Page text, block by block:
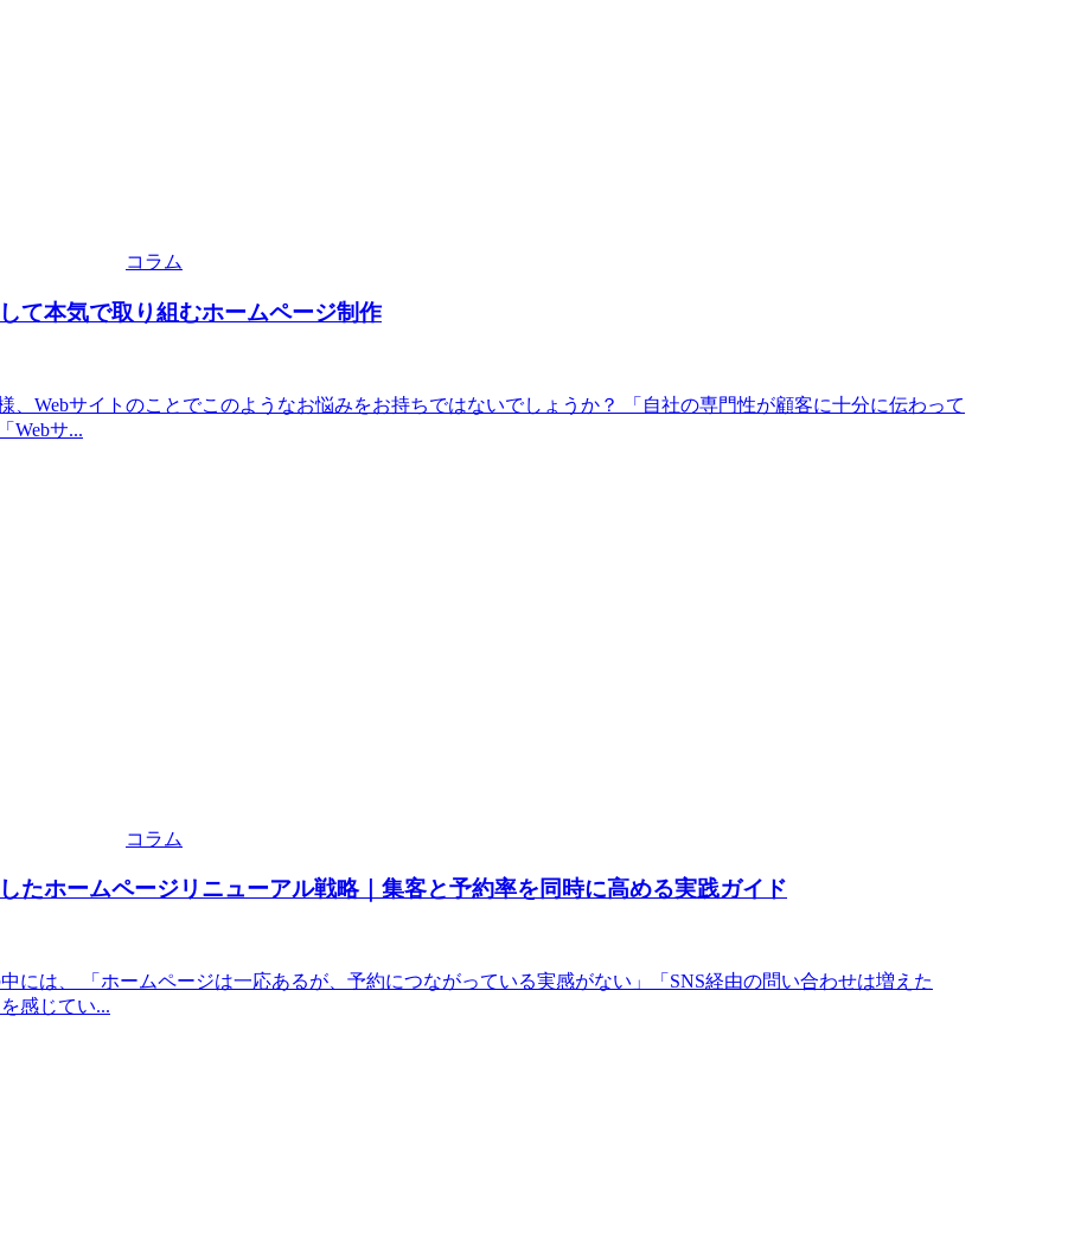
コラム
て本気で取り組むホームページ制作
Webサイトのことでこのようなお悩みをお持ちではないでしょうか？ 「自社の専門性が顧客に十分に伝わって
Webサ...
コラム
たホームページリニューアル戦略｜集客と予約率を同時に高める実践ガイド
には、 「ホームページは一応あるが、予約につながっている実感がない」「SNS経由の問い合わせは増えた
感じてい...